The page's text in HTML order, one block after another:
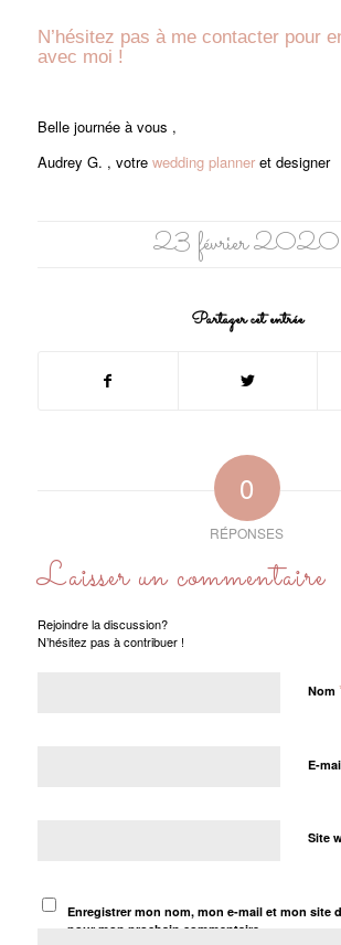
N’hésitez pas à me contacterpour
avec moi !
Belle journée à vous ,
Audrey G. , votre wedding planneret designer
23 février 2020
Partager cet entrée
0
RÉPONSES
Laisser un commentaire
Rejoindre la discussion?
N’hésitez pas à contribuer !
Nom
E-
Site
Enregistrer mon nom, mon e-mail et mon site
pour mon prochain commentaire.